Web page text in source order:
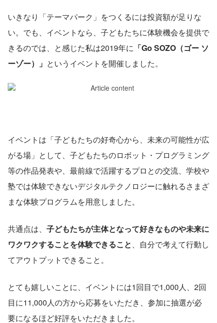
いきなり「テーマパーク」をつくるには投資額が足りな
い。でも、イベントなら、子どもたちに体験機会を提供で
きるのでは、と感じた私は2019年に 「Go SOZO（ゴー ソ
ーゾー）」 というイベントを開催しました。
イベントは「子どもたちの好奇心から、未来の可能性が広
がる場」として、子どもたちのロボット・プログラミング
等の作品発表や、最前線で活躍するプロとの交流、学校や
塾では体験できないデジタルテクノロジーに触れるさまざ
まな体験プログラムを用意しました。
共通点は、 子どもたちが主体となって好きなものや未来に
ワクワクすることを体験できること、自分で考えて行動し
てアウトプットできること。
とても嬉しいことに、イベントには1回目で1,000人、2回
目に11,000人の方から応募をいただき、参加に抽選が必
要になるほど好評をいただきました。